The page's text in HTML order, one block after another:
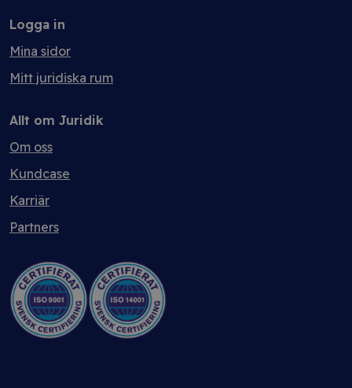
Logga in
Mina sidor
Mitt juridiska rum
Allt om Juridik
Om oss
Kundcase
Karriär
Partners